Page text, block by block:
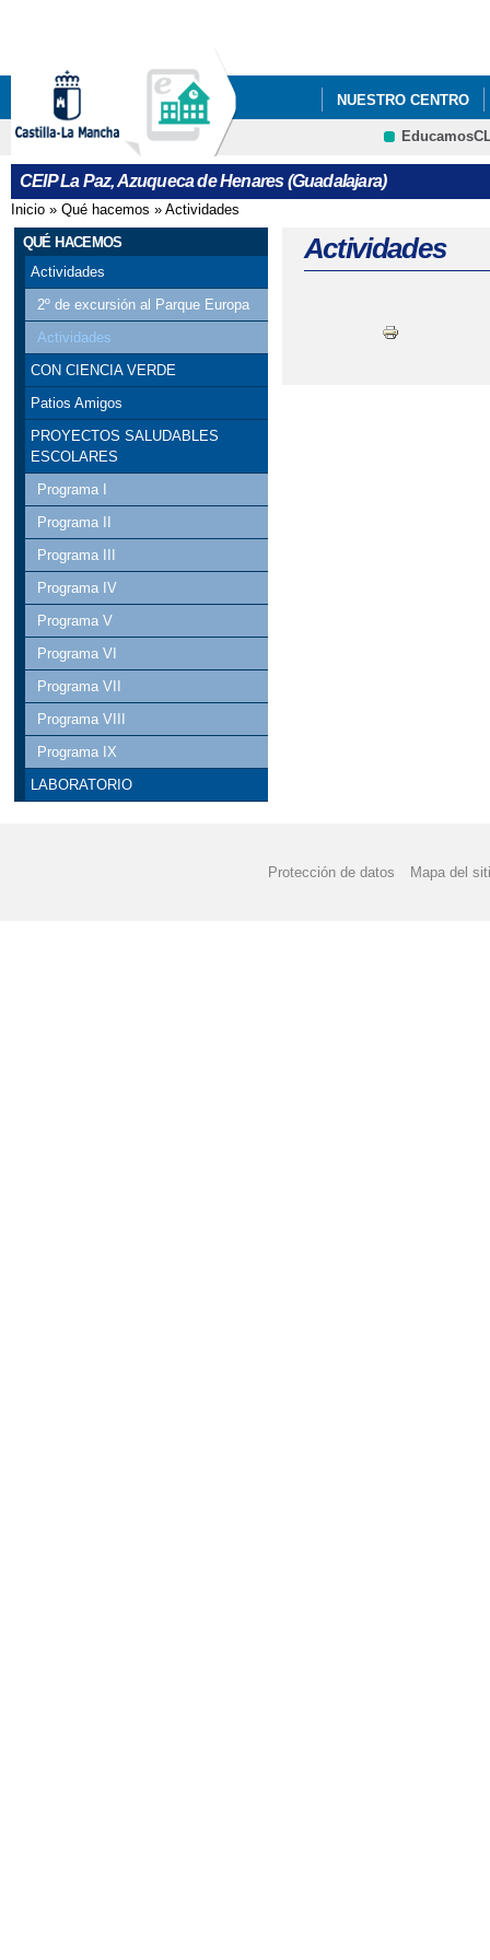
NUESTRO CENTRO
CEIP La Paz, Azuqueca de Henares (Guadalajara)
Se encuentra usted aquí
Inicio » Qué hacemos » Actividades
QUÉ HACEMOS
Actividades
2º de excursión al Parque Europa
Actividades
CON CIENCIA VERDE
Patios Amigos
PROYECTOS SALUDABLES
ESCOLARES
Programa I
Programa II
Programa III
Programa IV
Programa V
Programa VI
Programa VII
Programa VIII
Programa IX
LABORATORIO
Actividades
Protección de datos Mapa del